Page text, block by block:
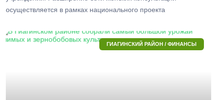
осуществляется в рамках национального проекта
ГИАГИНСКИЙ РАЙОН / ФИНАНСЫ